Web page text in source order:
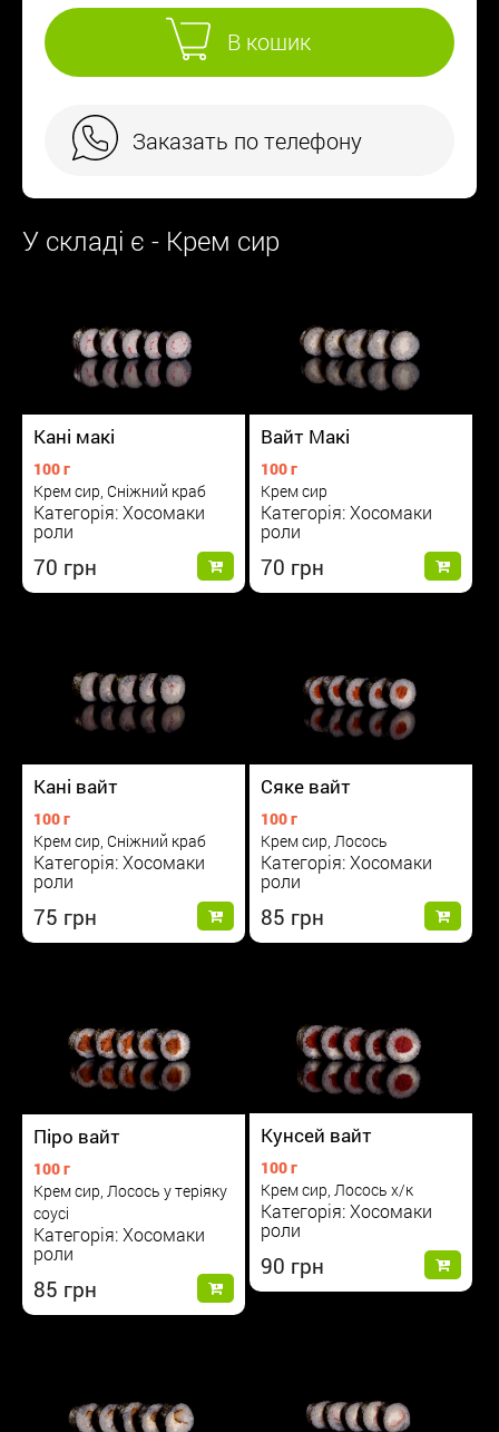
В кошик
Заказать по телефону
У складі є - Крем сир
Кані макі
100 г
Крем сир, Сніжний краб
Категорія: Хосомаки
роли
70
Вайт Макі
100 г
Крем сир
Категорія: Хосомаки
роли
70
Кані вайт
100 г
Крем сир, Сніжний краб
Категорія: Хосомаки
роли
75
Сяке вайт
100 г
Крем сир, Лосось
Категорія: Хосомаки
роли
85
Піро вайт
100 г
Крем сир, Лосось у теріяку
соусі
Категорія: Хосомаки
роли
85
Кунсей вайт
100 г
Крем сир, Лосось х/к
Категорія: Хосомаки
роли
90